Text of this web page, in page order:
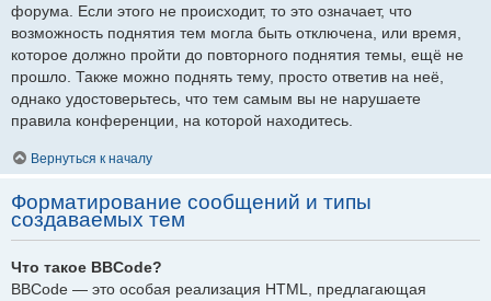
форума. Если этого не происходит, то это означает, что
возможность поднятия тем могла быть отключена, или время,
которое должно пройти до повторного поднятия темы, ещё не
прошло. Также можно поднять тему, просто ответив на неё,
однако удостоверьтесь, что тем самым вы не нарушаете
правила конференции, на которой находитесь.
Вернуться к началу
Форматирование сообщений и типы
создаваемых тем
Что такое BBCode?
BBCode — это особая реализация HTML, предлагающая